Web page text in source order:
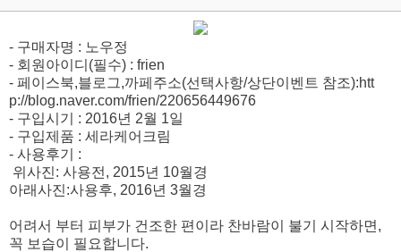
- 구매자명 : 노우정
- 회원아이디(필수) : frien
- 페이스북,블로그,까페주소(선택사항/상단이벤트 참조):htt
p://blog.naver.com/frien/220656449676
- 구입시기 : 2016년 2월 1일
- 구입제품 : 세라케어크림
- 사용후기 :
위사진: 사용전, 2015년 10월경
아래사진:사용후, 2016년 3월경
어려서 부터 피부가 건조한 편이라 찬바람이 불기 시작하면,
꼭 보습이 필요합니다.